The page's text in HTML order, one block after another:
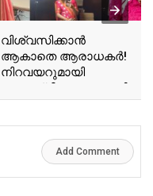
വിശ്വസിക്കാൻ
ആകാതെ ആരാധകർ!
നിറവയറുമായി
അനുശ്രീയുടെ പുതിയ
Ausree Viral Photo
Add Comment